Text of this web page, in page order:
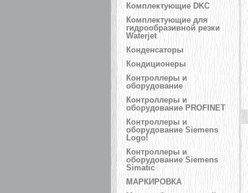
Комплектующие DKC
Комплектующие для
гидрообразивной резки
Waterjet
Конденсаторы
Кондиционеры
Контроллеры и
оборудование
Контроллеры и
оборудование PROFINET
Контроллеры и
оборудование Siemens
Logo!
Контроллеры и
оборудование Siemens
Simatic
МАРКИРОВКА